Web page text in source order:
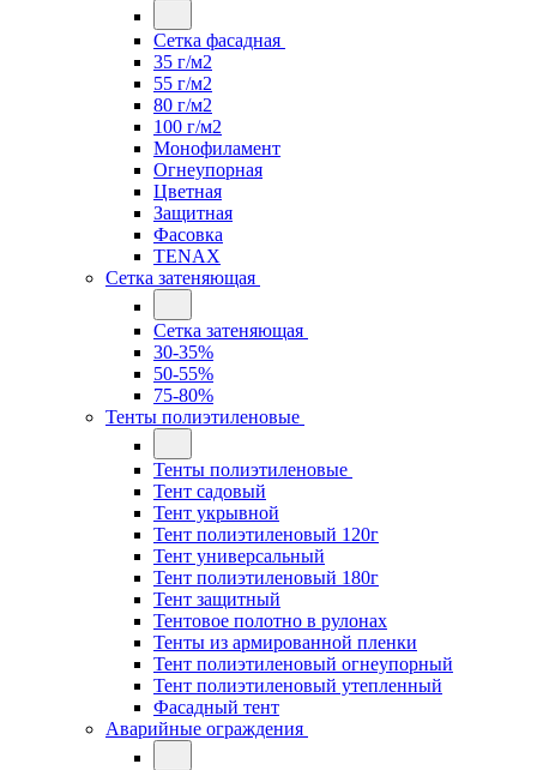
Сетка фасадная
35 г/м2
55 г/м2
80 г/м2
100 г/м2
Монофиламент
Огнеупорная
Цветная
Защитная
Фасовка
TENAX
Сетка затеняющая
Сетка затеняющая
30-35%
50-55%
75-80%
Тенты полиэтиленовые
Тенты полиэтиленовые
Тент садовый
Тент укрывной
Тент полиэтиленовый 120г
Тент универсальный
Тент полиэтиленовый 180г
Тент защитный
Тентовое полотно в рулонах
Тенты из армированной пленки
Тент полиэтиленовый огнеупорный
Тент полиэтиленовый утепленный
Фасадный тент
Аварийные ограждения